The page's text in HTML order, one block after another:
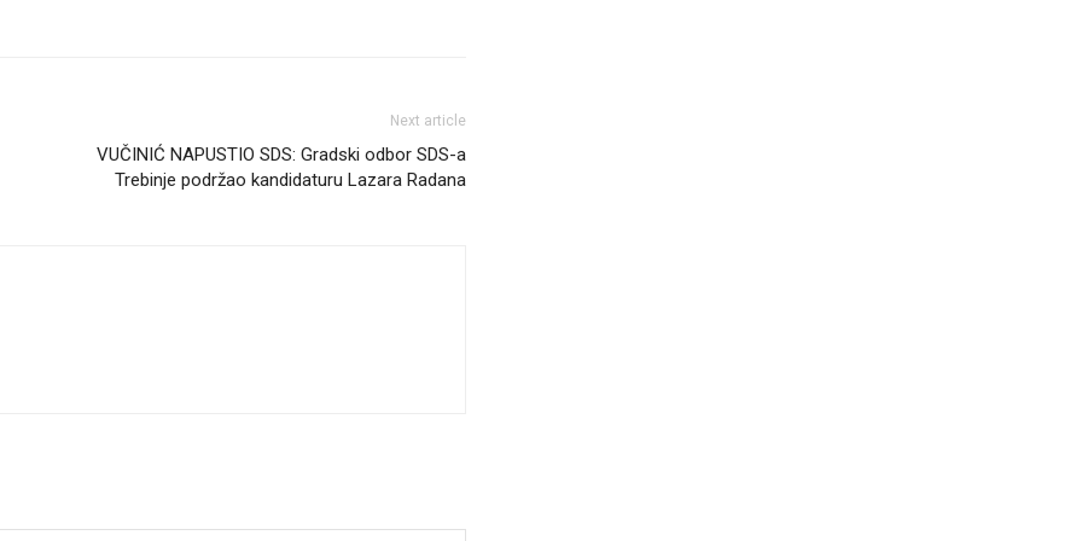
Next article
VUČINIĆ NAPUSTIO SDS: Gradski odbor SDS-a
Trebinje podržao kandidaturu Lazara Radana